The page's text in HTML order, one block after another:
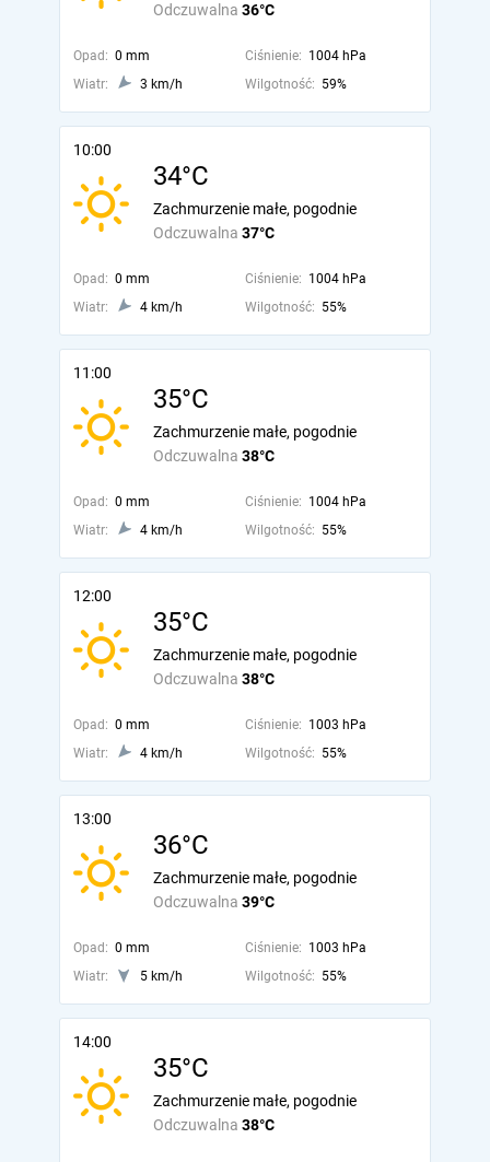
Odczuwalna 36°C
Opad: 0 mm Ciśnienie: 1004 hPa
Wiatr:
3 km/h Wilgotność: 59%
10:00
34°C
Odczuwalna 37°C
Zachmurzenie małe, pogodnie
Opad: 0 mm Ciśnienie: 1004 hPa
Wiatr:
4 km/h Wilgotność: 55%
11:00
35°C
Odczuwalna 38°C
Zachmurzenie małe, pogodnie
Opad: 0 mm Ciśnienie: 1004 hPa
Wiatr:
4 km/h Wilgotność: 55%
12:00
35°C
Odczuwalna 38°C
Zachmurzenie małe, pogodnie
Opad: 0 mm Ciśnienie: 1003 hPa
Wiatr:
4 km/h Wilgotność: 55%
13:00
36°C
Odczuwalna 39°C
Zachmurzenie małe, pogodnie
Opad: 0 mm Ciśnienie: 1003 hPa
Wiatr:
5 km/h Wilgotność: 55%
14:00
35°C
Odczuwalna 38°C
Zachmurzenie małe, pogodnie